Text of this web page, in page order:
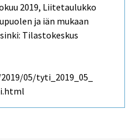
2019, Liitetaulukko
ja iän mukaan
Tilastokeskus
05/tyti_2019_05_